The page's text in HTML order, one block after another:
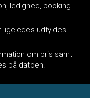
ledighed, booking
ligeledes udfyldes -
om pris samt
på datoen.